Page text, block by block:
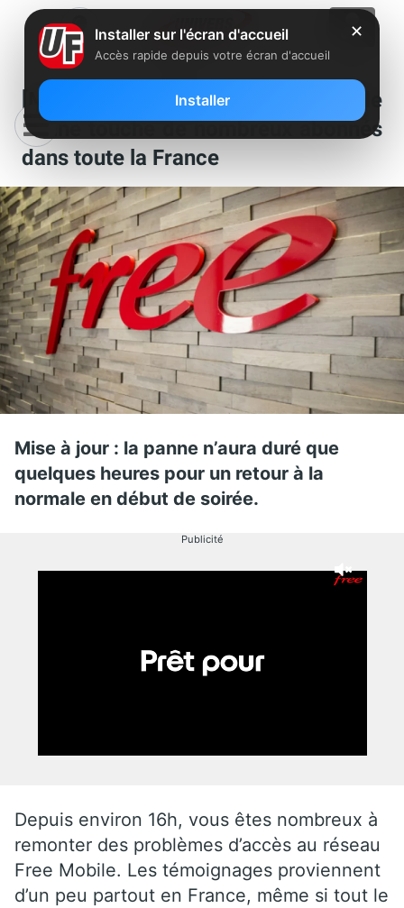
[MàJ] Free Mobile : une nouvelle
panne touche de nombreux abonnés
dans toute la France
Mise à jour : la panne n’aura duré que
quelques heures pour un retour à la
normale en début de soirée.
Publicité
Depuis environ 16h, vous êtes nombreux à
remonter des problèmes d’accès au réseau
Free Mobile. Les témoignages proviennent
d’un peu partout en France, même si tout le
✕
Installer sur l'écran d'accueil
Accès rapide depuis votre écran d'accueil
Installer